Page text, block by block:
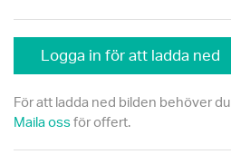
Logga in för att ladda ned
För att ladda ned bilden behöver du
Maila oss för offert.